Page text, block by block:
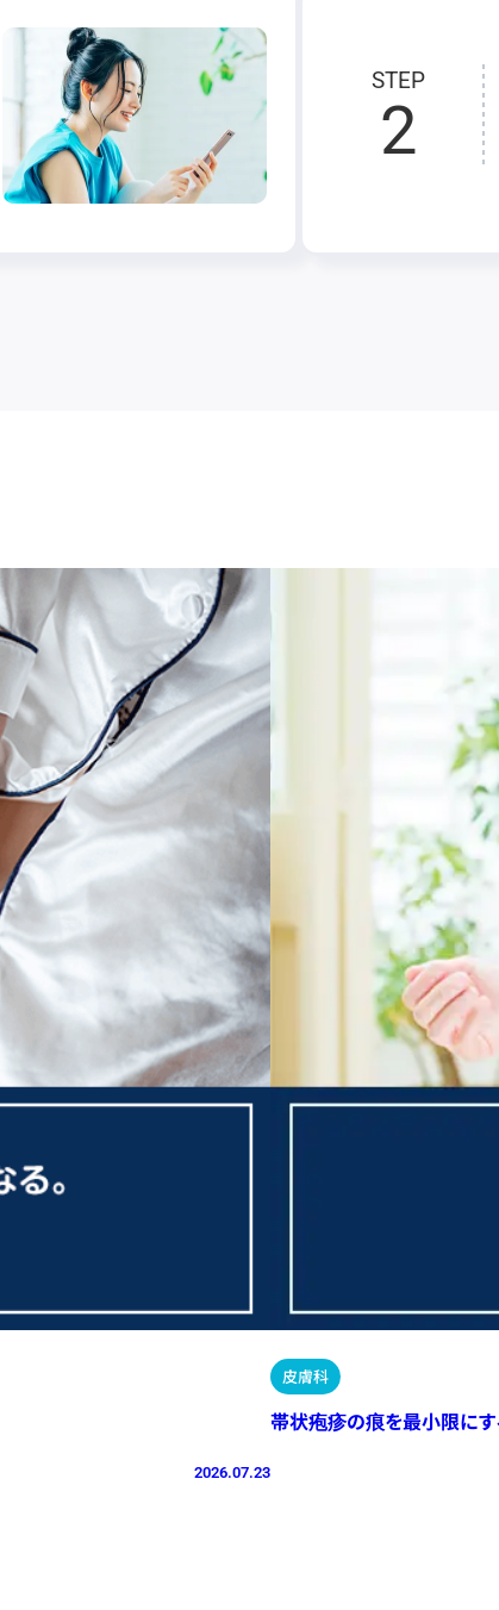
STEP
2
2026.07.23
皮膚科
帯状疱疹の痕を最小限にす